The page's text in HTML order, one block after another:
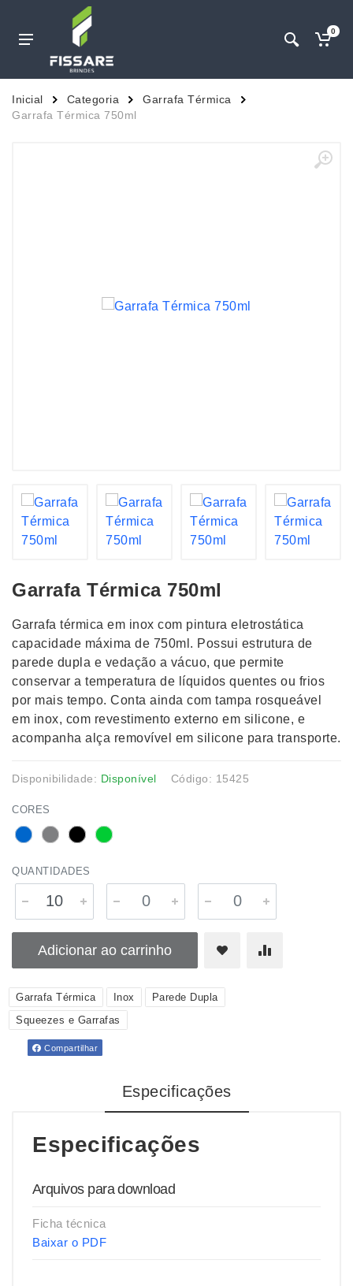
0
Inicial Categoria
Garrafa Térmica
Garrafa Térmica 750ml
Garrafa Térmica 750ml
Garrafa térmica em inox com pintura eletrostática
capacidade máxima de 750ml. Possui estrutura de
parede dupla e vedação a vácuo, que permite
conservar a temperatura de líquidos quentes ou frios
por mais tempo. Conta ainda com tampa rosqueável
em inox, com revestimento externo em silicone, e
acompanha alça removível em silicone para transporte.
Disponibilidade: Disponível Código: 15425
CORES
QUANTIDADES
Adicionar ao carrinho
Garrafa Térmica Inox
Parede Dupla
Squeezes e Garrafas
Compartilhar
Especificações
Especificações
Arquivos para download
Ficha técnica
Baixar o PDF